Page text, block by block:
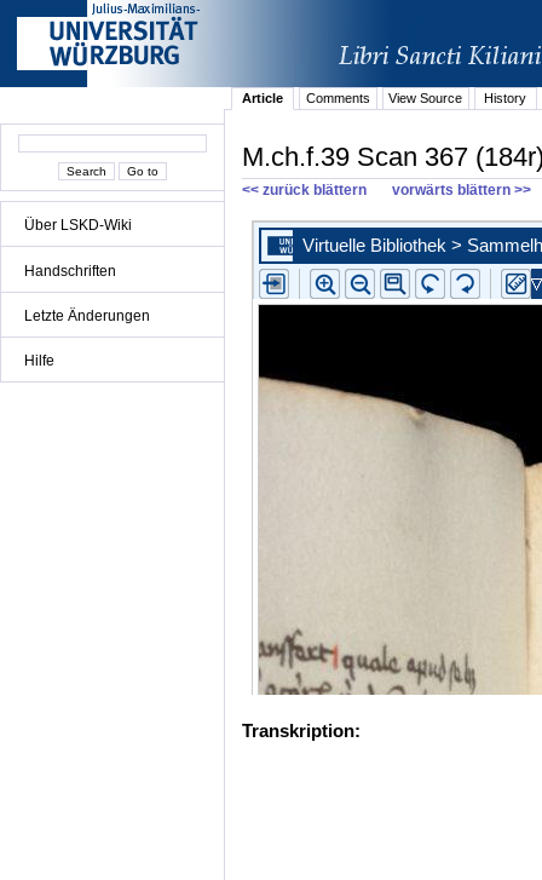
Über LSKD-Wiki
Handschriften
Letzte Änderungen
Hilfe
Article Comments View Source History
M.ch.f.39 Scan 367
<< zurück blättern vorwärts blättern >>
Transkription: